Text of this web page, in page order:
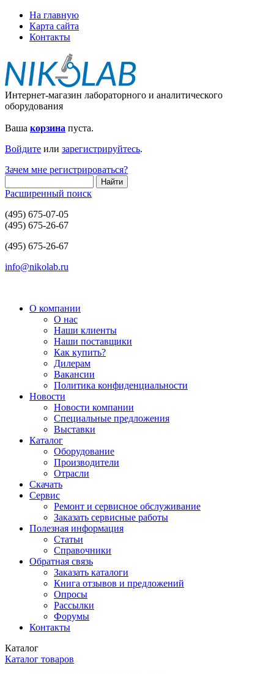
На главную
Карта сайта
Контакты
Интернет-магазин лабораторного и аналитического
оборудования
Ваша корзина пуста.
Войдите или зарегистрируйтесь.
Зачем мне регистрироваться?
Расширенный поиск
(495) 675-07-05
(495) 675-26-67
(495) 675-26-67
info@nikolab.ru
О компании
О нас
Наши клиенты
Наши поставщики
Как купить?
Дилерам
Вакансии
Политика конфиденциальности
Новости
Новости компании
Специальные предложения
Выставки
Каталог
Оборудование
Производители
Отрасли
Скачать
Сервис
Ремонт и сервисное обслуживание
Заказать сервисные работы
Полезная информация
Статьи
Справочники
Обратная связь
Заказать каталоги
Книга отзывов и предложений
Опросы
Рассылки
Форумы
Контакты
Каталог
Каталог товаров